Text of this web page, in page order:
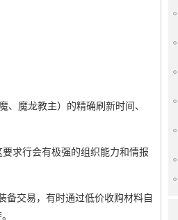
、魔龙教主）的精确刷新时间、
求行会有极强的组织能力和情报
备交易，有时通过低价收购材料自